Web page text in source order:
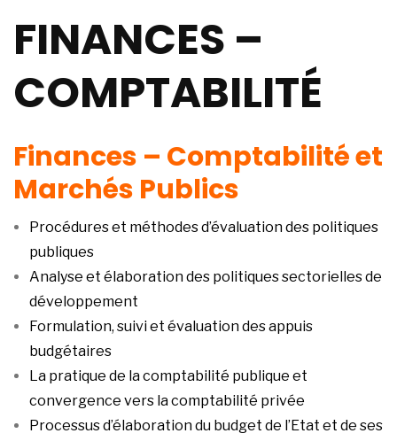
FINANCES –
COMPTABILITÉ
Finances – Comptabilité et
Marchés Publics
Procédures et méthodes d’évaluation des politiques
publiques
Analyse et élaboration des politiques sectorielles de
développement
Formulation, suivi et évaluation des appuis
budgétaires
La pratique de la comptabilité publique et
convergence vers la comptabilité privée
Processus d’élaboration du budget de l’Etat et de ses